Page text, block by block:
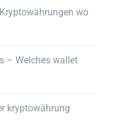
wo
– Welches wallet
kryptowährung